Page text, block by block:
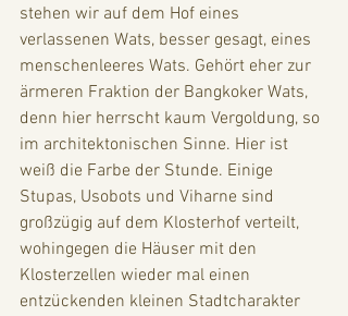
stehen wir auf dem Hof eines
verlassenen Wats, besser gesagt, eines
menschenleeres Wats. Gehört eher zur
ärmeren Fraktion der Bangkoker Wats,
denn hier herrscht kaum Vergoldung, so
im architektonischen Sinne. Hier ist
weiß die Farbe der Stunde. Einige
Stupas, Usobots und Viharne sind
großzügig auf dem Klosterhof verteilt,
wohingegen die Häuser mit den
Klosterzellen wieder mal einen
entzückenden kleinen Stadtcharakter